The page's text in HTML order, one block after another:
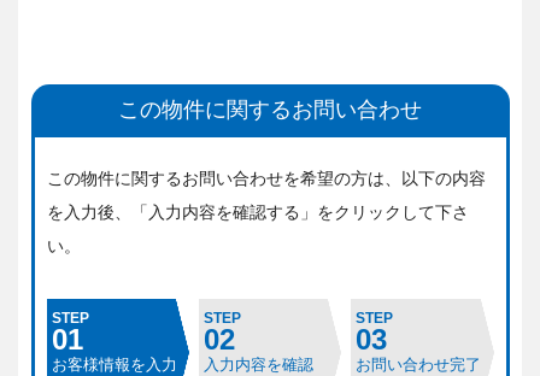
この物件に関するお問い合わせ
この物件に関するお問い合わせを希望の方は、 以下の内容
を入力後、「入力内容を確認する」をクリックして下さ
い。
STEP
01
お客様情報を入力
STEP
02
入力内容を確認
STEP
03
お問い合わせ完了